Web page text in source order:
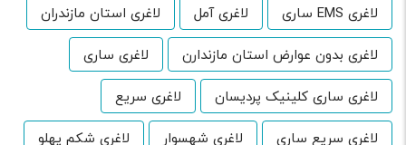
لاغری EMS ساری
لاغری آمل
لاغری استان مازندران
لاغری بدون عوارض استان مازندارن
لاغری ساری
لاغری ساری کلینیک پردیسان
لاغری سریع
لاغری سریع ساری
لاغری شهسوار
لاغری شکم پهلو